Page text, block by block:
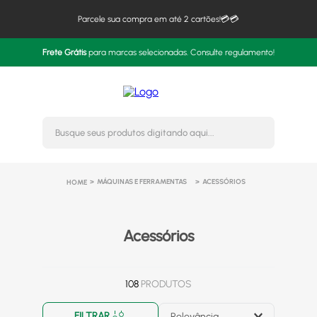
Parcele sua compra em até 2 cartões!💳💳
Frete Grátispara marcas selecionadas. Consulte regulamento!
Busque seus produtos
MÁQUINAS E FERRAMENTAS ACESSÓRIOS
Acessórios
108 PRODUTOS